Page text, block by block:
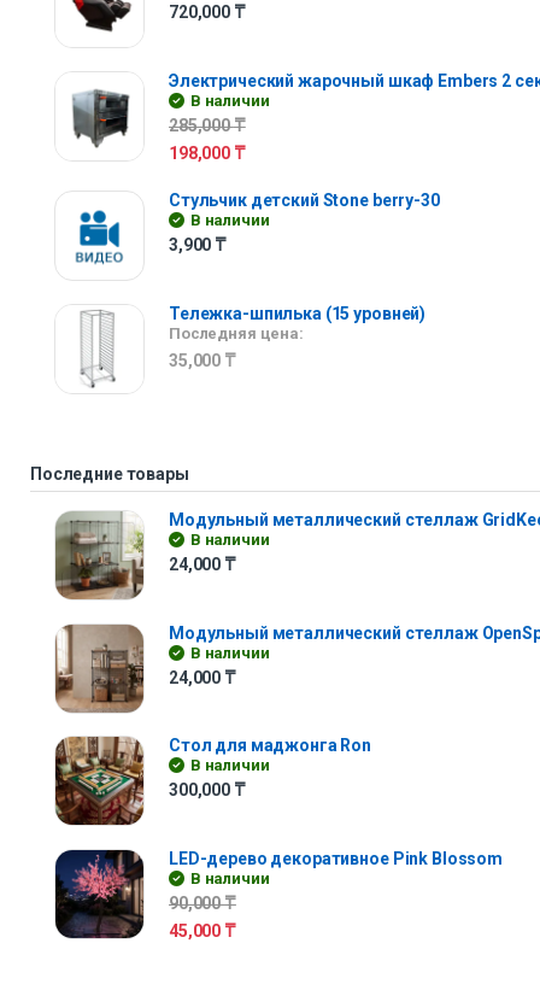
720,000 ₸
Электрический жарочный шкаф Embers 2
В наличии
285,000₸
198,000 ₸
Стульчик детский Stone berry-30
В наличии
3,900 ₸
Тележка-шпилька (15 уровней)
Последняя цена:
35,000 ₸
Последние товары
Модульный металлический стеллаж
В наличии
24,000 ₸
Модульный металлический стеллаж
В наличии
24,000 ₸
Стол для маджонга Ron
В наличии
300,000 ₸
LED-дерево декоративное Pink Blossom
В наличии
90,000₸
45,000 ₸